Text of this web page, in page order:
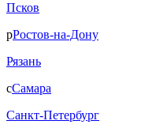
Псков
рРостов-на-Дону
Рязань
сСамара
Санкт-Петербург